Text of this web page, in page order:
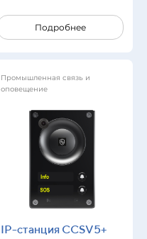
Подробнее
Промышленная связь и
оповещение
IP-станция CCSV5+